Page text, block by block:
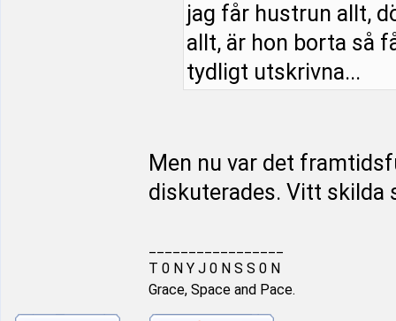
jag får hustrun allt,
allt, är hon borta så
tydligt utskrivna...
Men nu var det
diskuterades. Vitt skilda
T 0 N Y J 0 N S S 0 N
Grace, Space and Pace.